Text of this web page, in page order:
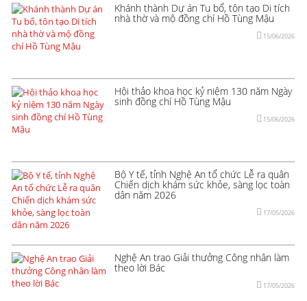
Khánh thành Dự án Tu bổ, tôn tạo Di tích
nhà thờ và mộ đồng chí Hồ Tùng Mậu
15/06/2026
Hội thảo khoa học kỷ niệm 130 năm Ngày
sinh đồng chí Hồ Tùng Mậu
15/06/2026
Bộ Y tế, tỉnh Nghệ An tổ chức Lễ ra quân
Chiến dịch khám sức khỏe, sàng lọc toàn
dân năm 2026
17/05/2026
Nghệ An trao Giải thưởng Công nhân làm
theo lời Bác
17/05/2026